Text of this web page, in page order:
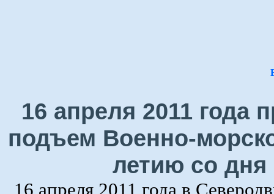
16 апреля 2011 года
подъем Военно-
летию со дня
16 апреля 2011 года в